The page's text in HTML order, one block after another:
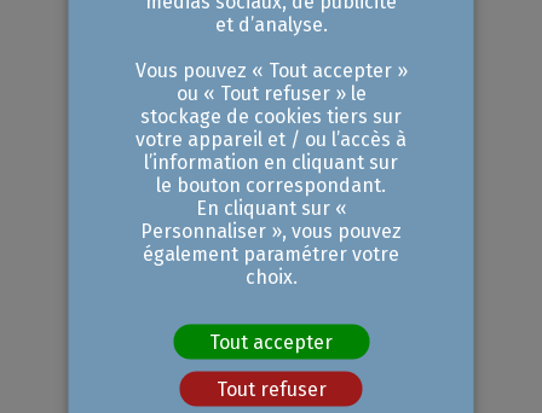
du réseau, d'autres machines ayant
postes et restauration des
données avec vos sauvegardes.
Changer l’ensemble des mots de
passe (serveur et ordinateurs) et
verrouiller l’ensemble des ports du
exigée.
Communiquer immédiatement
et d’analyse.
Vous pouvez « Tout accepter »
ou « Tout refuser » le
stockage de cookies tiers sur
votre appareil et / ou l’accès à
l’information en cliquant sur
le bouton correspondant.
En cliquant sur «
Personnaliser », vous pouvez
également paramétrer votre
choix.
Tout accepter
Tout refuser